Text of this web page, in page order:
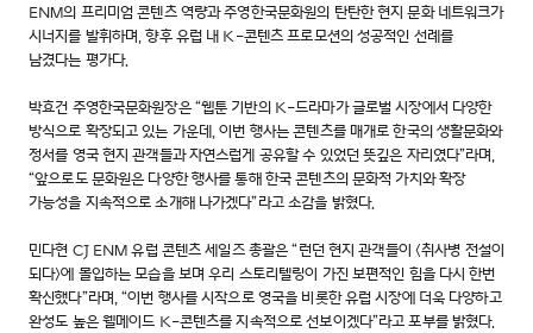
ENM의 프리미엄 콘텐츠 역량과 주영한국문화원의 탄탄한 현지 문화 네트워크가
시너지를 발휘하며, 향후 유럽 내 K-콘텐츠 프로모션의 성공적인 선례를
남겼다는 평가다.
박효건 주영한국문화원장은 “웹툰 기반의 K-드라마가 글로벌 시장에서 다양한
방식으로 확장되고 있는 가운데, 이번 행사는 콘텐츠를 매개로 한국의 생활문화와
정서를 영국 현지 관객들과 자연스럽게 공유할 수 있었던 뜻깊은 자리였다”라며,
“앞으로도 문화원은 다양한 행사를 통해 한국 콘텐츠의 문화적 가치와 확장
가능성을 지속적으로 소개해 나가겠다”라고 소감을 밝혔다.
민다현 CJ ENM 유럽 콘텐츠 세일즈 총괄은 “런던 현지 관객들이 <취사병 전설이
되다>에 몰입하는 모습을 보며 우리 스토리텔링이 가진 보편적인 힘을 다시 한번
확신했다”라며, “이번 행사를 시작으로 영국을 비롯한 유럽 시장에 더욱 다양하고
완성도 높은 웰메이드 K-콘텐츠를 지속적으로 선보이겠다”라고 포부를 밝혔다.